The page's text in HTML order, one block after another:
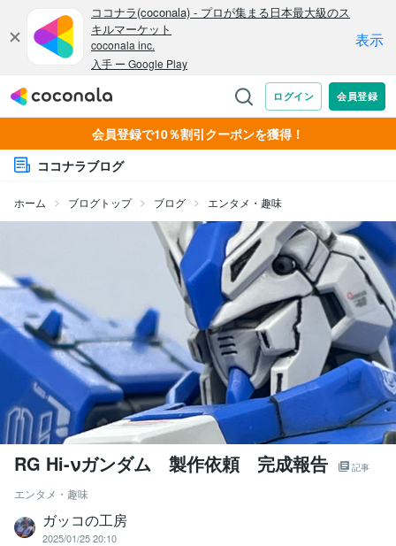
会員登録で10％割引クーポンを獲得！
ココナラブログ
ホーム ブログトップ ブログ エンタメ・趣味
RG Hi-νガンダム 製作依頼 完成報告 記事
エンタメ・趣味
ガッコの工房
2025/01/25 20:10